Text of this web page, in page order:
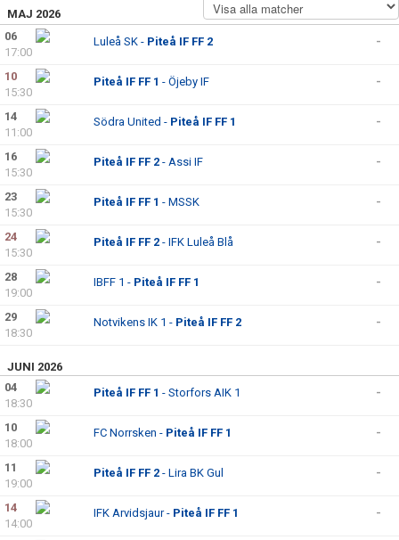
TRUPPEN
BILDGALLERI
DOKUMENT
KONTAKT
MEDLEMSKAP
MAJ 2026
06
17:00
Luleå SK - Piteå IF FF 2 -
10
15:30
Piteå IF FF 1 - Öjeby IF -
14
11:00
Södra United - Piteå IF FF 1 -
16
15:30
Piteå IF FF 2 - Assi IF -
23
15:30
Piteå IF FF 1 - MSSK -
24
15:30
Piteå IF FF 2 - IFK Luleå Blå -
28
19:00
IBFF 1 - Piteå IF FF 1 -
29
18:30
Notvikens IK 1 - Piteå IF FF 2 -
JUNI 2026
04
18:30
Piteå IF FF 1 - Storfors AIK 1 -
10
18:00
FC Norrsken - Piteå IF FF 1 -
11
19:00
Piteå IF FF 2 - Lira BK Gul -
14
14:00
IFK Arvidsjaur - Piteå IF FF 1 -